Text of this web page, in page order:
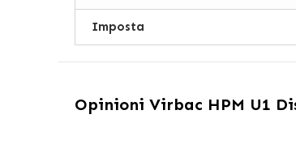
Imposta
Opinioni Virbac HPM U1